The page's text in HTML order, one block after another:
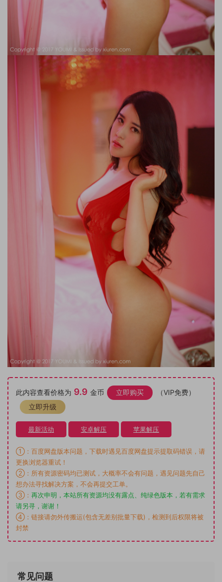
此内容查看价格为 9.9 金币 立即购买
（VIP免费）
立即升级
最新活动 安卓解压 苹果解压
①：百度网盘版本问题，下载时遇见百度网盘提示提取码错误，请
更换浏览器重试！
②：所有资源密码均已测试，大概率不会有问题，遇见问题先自己
想办法寻找解决方案，不会再提交工单。
③： 再次申明，本站所有资源均没有露点、纯绿色版本，若有需求
请另寻，谢谢！
④：链接请勿外传搬运(包含无差别批量下载)，检测到后权限将被
封禁
常见问题